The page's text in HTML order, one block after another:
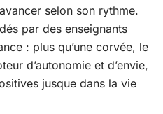
selon son rythme.
par des enseignants
: plus qu’une corvée, le
d’autonomie et d’envie,
jusque dans la vie